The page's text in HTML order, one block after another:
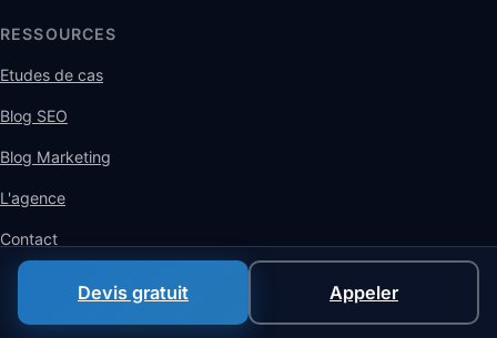
RESSOURCES
Etudes de cas
Blog SEO
Blog Marketing
L'agence
Contact
Devis gratuit Appeler